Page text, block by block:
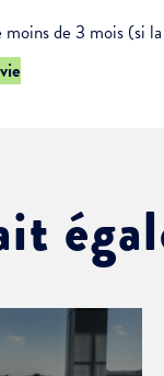
de 3 mois (si